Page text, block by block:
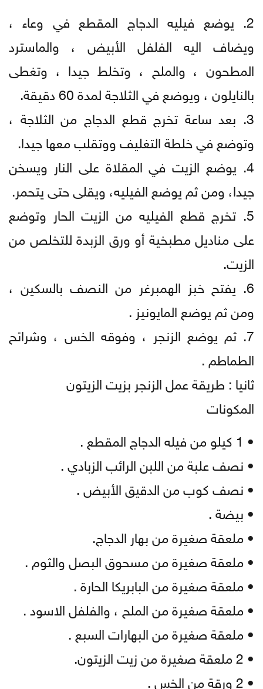
2. يوضع فيليه الدجاج المقطع في وعاء ،
ويضاف اليه الفلفل الأبيض ، والماسترد
المطحون ، والملح ، وتخلط جيدا ، وتغطى
بالنايلون ، ويوضع في الثلاجة لمدة 60 دقيقة.
3. بعد ساعة تخرج قطع الدجاج من الثلاجة ،
وتوضع في خلطة التغليف ووتقلب معها جيدا.
4. يوضع الزيت في المقلاة على النار ويسخن
جيدا، ومن ثم يوضع الفيليه، ويقلى حتى يتحمر.
5. تخرج قطع الفيليه من الزيت الحار وتوضع
على مناديل مطبخية أو ورق الزبدة للتخلص من
الزيت.
6. يفتح خبز الهمبرغر من النصف بالسكين ،
ومن ثم يوضع المايونيز .
7. ثم يوضع الزنجر ، وفوقه الخس ، وشرائح
الطماطم .
ثانيا : طريقة عمل الزنجر بزيت الزيتون
المكونات
• 1 كيلو من فيله الدجاج المقطع .
• نصف علبة من اللبن الرائب الزبادي .
• نصف كوب من الدقيق الأبيض .
• بيضة .
• ملعقة صغيرة من بهار الدجاج.
• ملعقة صغيرة من مسحوق البصل والثوم .
• ملعقة صغيرة من البابريكا الحارة .
• ملعقة صغيرة من الملح ، والفلفل الاسود .
• ملعقة صغيرة من البهارات السبع .
• 2 ملعقة صغيرة من زيت الزيتون.
• 2 ورقة من الخس .